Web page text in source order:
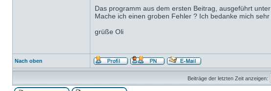
Das programm aus dem ersten Beitrag, ausgeführt
Mache ich einen groben Fehler ? Ich bedanke mich
grüße Oli
Nach oben
Beiträge der letzten Zeit anzeigen: